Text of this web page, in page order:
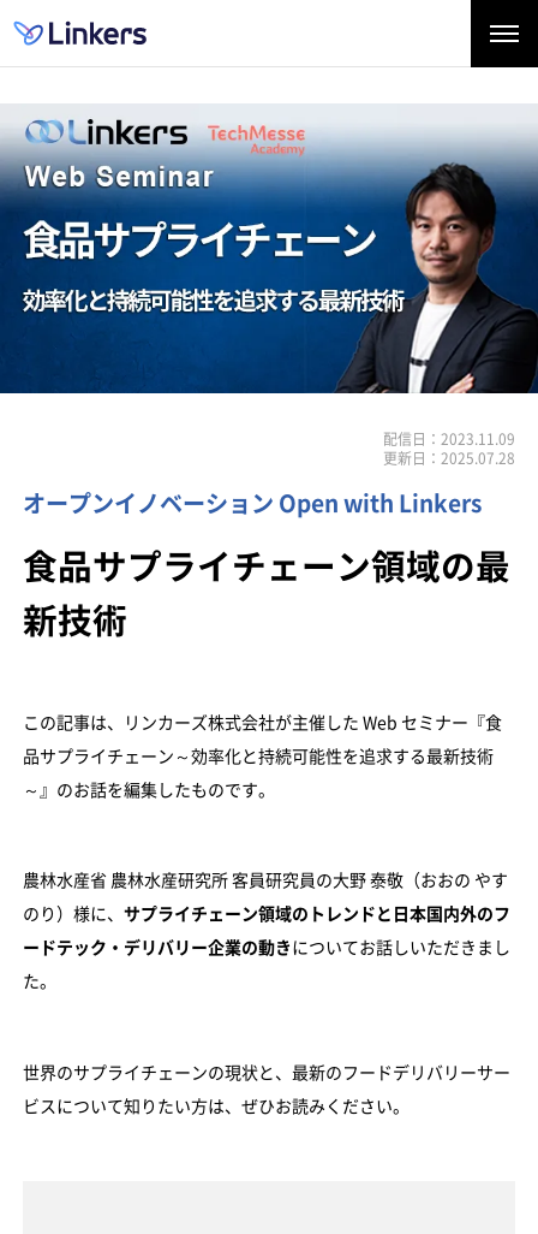
配信日：2023.11.09
更新日：2025.07.28
オープンイノベーション Open with Linkers
食品サプライチェーン領域の最
新技術
この記事は、リンカーズ株式会社が主催した Web セミナー『食
品サプライチェーン～効率化と持続可能性を追求する最新技術
～』のお話を編集したものです。
農林水産省 農林水産研究所 客員研究員の大野 泰敬（おおの やす
のり）様に、サプライチェーン領域のトレンドと日本国内外のフ
ードテック・デリバリー企業の動き についてお話しいただきまし
た。
世界のサプライチェーンの現状と、最新のフードデリバリーサー
ビスについて知りたい方は、ぜひお読みください。